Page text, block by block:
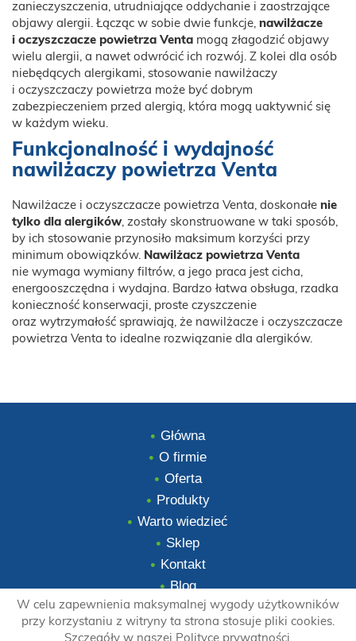
zanieczyszczenia, utrudniające oddychanie i zaostrzające
objawy alergii. Łącząc w sobie dwie funkcje, nawilżacze
i oczyszczacze powietrza Venta mogą złagodzić objawy
wielu alergii, a nawet odwrócić ich rozwój. Z kolei dla osób
niebędących alergikami, stosowanie nawilżaczy
i oczyszczaczy powietrza może być dobrym
zabezpieczeniem przed alergią, która mogą uaktywnić się
w każdym wieku.
Funkcjonalność i wydajność
nawilżaczy powietrza Venta
Nawilżacze i oczyszczacze powietrza Venta, doskonałe nie
tylko dla alergików, zostały skonstruowane w taki sposób,
by ich stosowanie przynosiło maksimum korzyści przy
minimum obowiązków. Nawilżacz powietrza Venta
nie wymaga wymiany filtrów, a jego praca jest cicha,
energooszczędna i wydajna. Bardzo łatwa obsługa, rzadka
konieczność konserwacji, proste czyszczenie
oraz wytrzymałość sprawiają, że nawilżacze i oczyszczacze
powietrza Venta to idealne rozwiązanie dla alergików.
Główna
O firmie
Oferta
Produkty
Warto wiedzieć
Sklep
Kontakt
Blog
W celu zapewnienia maksymalnej wygody użytkowników
przy korzystaniu z witryny ta strona stosuje pliki cookies.
Szczegóły w naszej Polityce prywatności.